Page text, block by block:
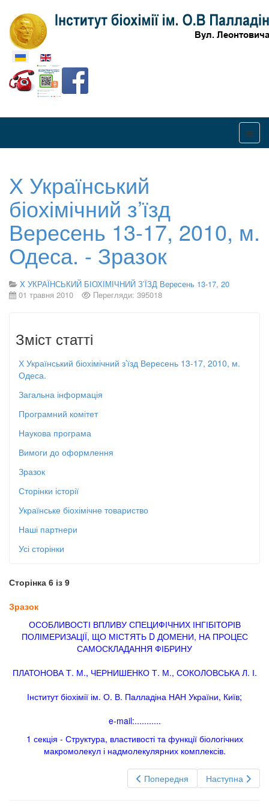
Оберіть свою мову
Х Український
біохімічний з’їзд
Вересень 13-17, 2010, м.
Одеса. - Зразок
X УКРАЇНСЬКИЙ БІОХІМІЧНИЙ З’ЇЗД Вересень 13-17, 20
01 травня 2010
Перегляди: 395018
Зміст статті
Х Український біохімічний з’їзд Вересень 13-17, 2010, м.
Одеса.
Загальна інформація
Програмний комітет
Наукова програма
Вимоги до оформлення
Зразок
Сторінки історії
Українське біохімічне товариство
Наші партнери
Усі сторінки
Сторінка 6 із 9
Зразок
ОСОБЛИВОСТІ ВПЛИВУ СПЕЦИФІЧНИХ ІНГІБІТОРІВ
ПОЛІМЕРИЗАЦІЇ, ЩО МІСТЯТЬ D ДОМЕНИ, НА ПРОЦЕС
САМОСКЛАДАННЯ ФІБРИНУ
ПЛАТОНОВА Т. М., ЧЕРНИШЕНКО Т. М., СОКОЛОВСЬКА Л. І.
Інститут біохімії ім. О. В. Палладіна НАН України, Київ;
e-mail:...........
1 секція - Структура, властивості та функції біологічних
макромолекул і надмолекулярних комплексів.
Попередня Наступна